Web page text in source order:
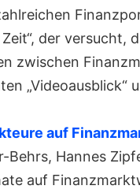
der versucht,
zwischen
„Videoausblick“
auf
Behrs, Hannes
auf